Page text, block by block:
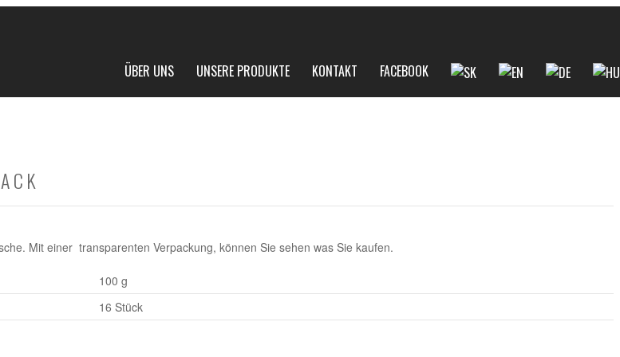
ÜBER UNS UNSERE PRODUKTE KONTAKT FACEBOOK
Mit einer transparenten Verpackung, können Sie sehen was Sie kaufen.
100 g
16 Stück